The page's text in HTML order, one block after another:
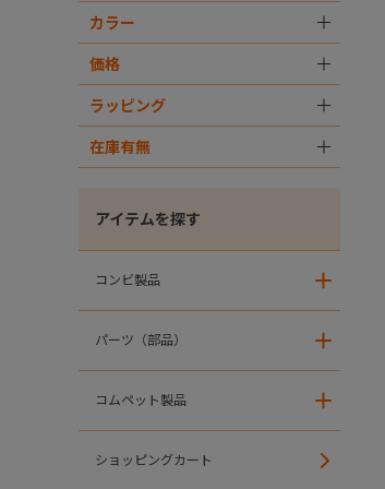
カラー
価格
ラッピング
在庫有無
アイテムを探す
コンビ製品
パーツ（部品）
コムペット製品
ショッピングカート